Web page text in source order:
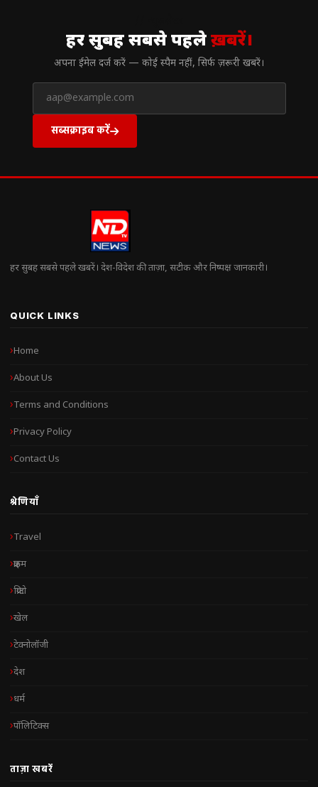
हर सुबह सबसे पहलेख़बरें।
अपना ईमेल दर्ज करें — कोई स्पैम नहीं, सिर्फ ज़रूरी खबरें।
सब्सक्राइब करें
हर सुबह सबसे पहले खबरें। देश-विदेश की ताज़ा, सटीक और निष्पक्ष जानकारी।
QUICK LINKS
Home
About Us
Terms and Conditions
Privacy Policy
Contact Us
श्रेणियाँ
Travel
क्राइम
क्रिप्टो
खेल
टेक्नोलॉजी
देश
धर्म
पॉलिटिक्स
ताज़ा खबरें